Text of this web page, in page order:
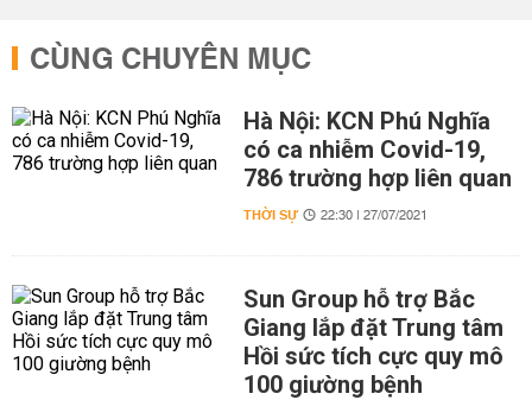
CÙNG CHUYÊN MỤC
Hà Nội: KCN Phú Nghĩa
có ca nhiễm Covid-19,
786 trường hợp liên quan
THỜI SỰ 22:30 | 27/07/2021
Sun Group hỗ trợ Bắc
Giang lắp đặt Trung tâm
Hồi sức tích cực quy mô
100 giường bệnh